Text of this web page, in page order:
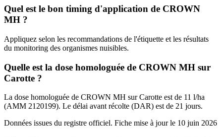
Quel est le bon timing d'application de CROWN
MH ?
Appliquez selon les recommandations de l'étiquette et les résultats
du monitoring des organismes nuisibles.
Quelle est la dose homologuée de CROWN MH sur
Carotte ?
La dose homologuée de CROWN MH sur Carotte est de 11 l/ha
(AMM 2120199). Le délai avant récolte (DAR) est de 21 jours.
Données issues du registre officiel. Fiche mise à jour le 10 juin 2026